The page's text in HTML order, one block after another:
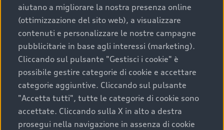
La qualità di acquistare
un’auto usata Audi
Scegliere un’auto usata è una decisione che coniuga
convenienza, affidabilità e sostenibilità. Per fare un
acquisto sicuro, è essenziale considerare aspetti
determinanti come la garanzia inclusa e l’affidabilità del
marchio. Audi offre l’auto usata perfetta tramite Audi
Prima Scelta :plus
aiutano a migliorare la nostra presenza online
(ottimizzazione del sito web), a visualizzare
contenuti e personalizzare le nostre campagne
pubblicitarie in base agli interessi (marketing).
Cliccando sul pulsante "Gestisci i cookie" è
possibile gestire categorie di cookie e accettare
categorie aggiuntive. Cliccando sul pulsante
"Accetta tutti", tutte le categorie di cookie sono
accettate. Cliccando sulla X in alto a destra
prosegui nella navigazione in assenza di cookie